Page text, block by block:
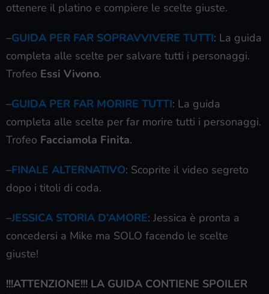
ottenere il platino e compiere le scelte giuste.
–GUIDA PER FAR SOPRAVVIVERE TUTTI: La guida
completa alle scelte per salvare tutti i personaggi.
Trofeo Essi Vivono.
–GUIDA PER FAR MORIRE TUTTI: La guida
completa alle scelte per far morire tutti i personaggi.
Trofeo Facciamola Finita.
–FINALE ALTERNATIVO: Scoprite il video segreto
dopo i titoli di coda.
–JESSICA STORIA D’AMORE: Jessica è pronta a
concedersi a Mike ma SOLO facendo le scelte
giuste!
!!!ATTENZIONE!!! LA GUIDA CONTIENE SPOILER